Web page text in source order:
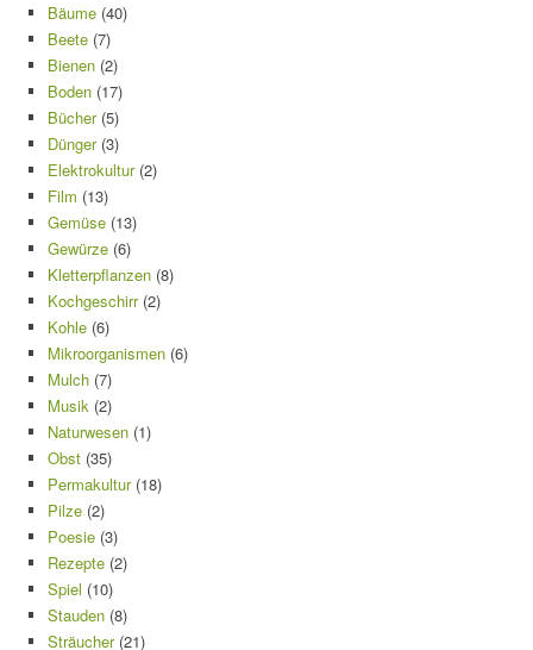
Bäume (40)
Beete (7)
Bienen (2)
Boden (17)
Bücher(5)
Dünger(3)
Elektrokultur(2)
Film (13)
Gemüse (13)
Gewürze (6)
Kletterpflanzen (8)
Kochgeschirr(2)
Kohle (6)
Mikroorganismen (6)
Mulch (7)
Musik (2)
Naturwesen (1)
Obst (35)
Permakultur(18)
Pilze (2)
Poesie (3)
Rezepte (2)
Spiel (10)
Stauden (8)
Sträucher(21)